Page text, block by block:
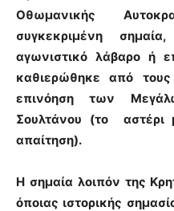
Οθωμανικής
συγκεκριμένη
αγωνιστικό λάβαρο ή
καθιερώθηκε από
επινόηση των
Σουλτάνου (το αστέρι
απαίτηση).
Η σημαία λοιπόν της
όποιας ιστορικής